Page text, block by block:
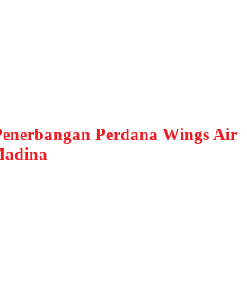
Perdana Wings Air